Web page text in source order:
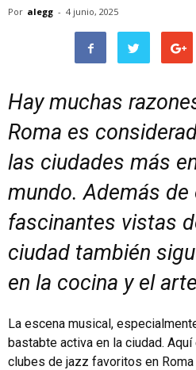
Por alegg - 4 junio, 2025
Hay muchas
Roma es
las ciudades más
mundo. Además de
fascinantes vistas
ciudad también
en la cocina y el
La escena musical,
bastabte activa en la ciudad.
clubes de jazz favoritos en